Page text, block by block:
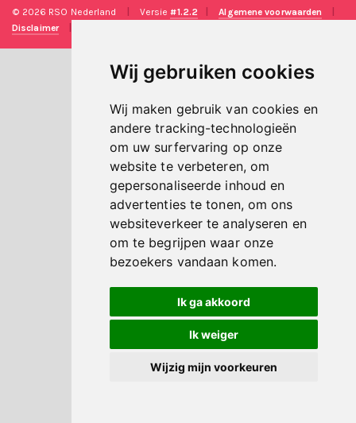
Wij gebruiken cookies
Wij maken gebruik van cookies en
andere tracking-technologieën
om uw surfervaring op onze
website te verbeteren, om
gepersonaliseerde inhoud en
advertenties te tonen, om ons
websiteverkeer te analyseren en
om te begrijpen waar onze
bezoekers vandaan komen.
Ik ga akkoord
Ik weiger
Wijzig mijn voorkeuren
© 2026 RSO Nederland Versie#1.2.2 Algemene voorwaarden
Disclaimer